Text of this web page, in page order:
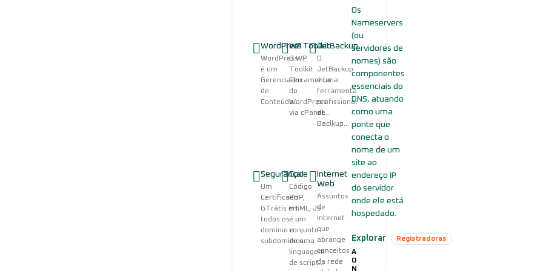
WordPress
WordPress
é um
Gerenciador
de
Conteúdo...
WP Toolkit
O WP
Toolkit
Ferramenta
do
WordPress
via cPanel...
JetBackup
O
JetBackup
é uma
ferramenta
profissional
de
Baclkup...
Segurança
Um
Certificado
GTrátis em
todos os
domínio e
subdomínios...
Code
Código
PHP,
HTML, JS
é um
conjunto
de uma
linguagem
de script...
Internet
Web
Assuntos
de
internet
que
abrange
conceitos
da rede
Os
Nameservers
(ou
servidores de
nomes) são
componentes
essenciais do
DNS, atuando
como uma
ponte que
conecta o
nome de um
site ao
endereço IP
do servidor
onde ele está
hospedado.
Explorar
Registradoras
A
O
N
WP Toolkit
Ferramenta WordPress
Poderosa interface de gerenciamento para
WordPress que simplifica a instalação.
GIT / Composer
Recursos Externos
Automatiza a instalação e atualização de bibliotecas
externas usadas em PHP.